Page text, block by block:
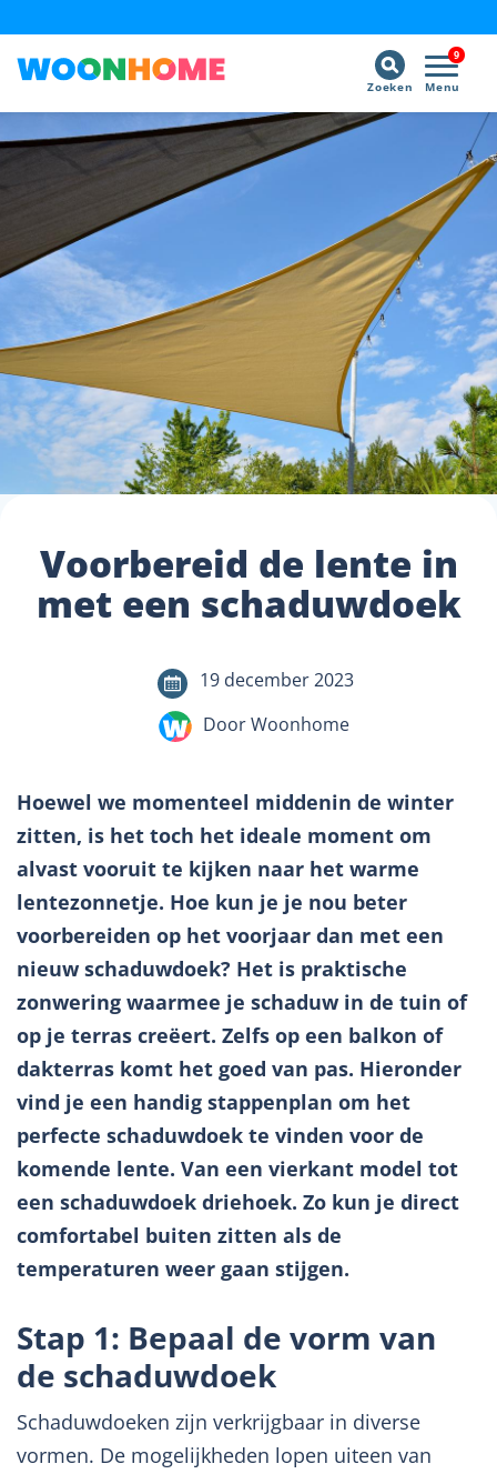
9
Menu
Zoeken
Voorbereid de lente in
met een schaduwdoek
19 december 2023
Door Woonhome
Hoewel we momenteel middenin de winter
zitten, is het toch het ideale moment om
alvast vooruit te kijken naar het warme
lentezonnetje. Hoe kun je je nou beter
voorbereiden op het voorjaar dan met een
nieuw schaduwdoek? Het is praktische
zonwering waarmee je schaduw in de tuin of
op je terras creëert. Zelfs op een balkon of
dakterras komt het goed van pas. Hieronder
vind je een handig stappenplan om het
perfecte schaduwdoek te vinden voor de
komende lente. Van een vierkant model tot
een schaduwdoek driehoek. Zo kun je direct
comfortabel buiten zitten als de
temperaturen weer gaan stijgen.
Stap 1: Bepaal de vorm van
de schaduwdoek
Schaduwdoeken zijn verkrijgbaar in diverse
vormen. De mogelijkheden lopen uiteen van